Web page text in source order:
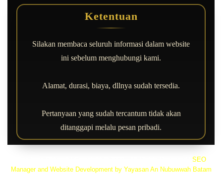
Ketentuan
Silakan membaca seluruh informasi dalam website
ini sebelum menghubungi kami.
Alamat, durasi, biaya, dllnya sudah tersedia.
Pertanyaan yang sudah tercantum tidak akan
ditanggapi melalu pesan pribadi.
SEO
Manager and Website Development by Yayasan An Nubuwwah Batam